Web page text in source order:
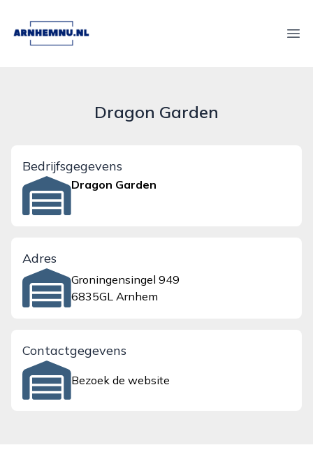
arnhemnu.nl
Dragon Garden
Bedrijfsgegevens
Dragon Garden
Adres
Groningensingel 949
6835GL Arnhem
Contactgegevens
Bezoek de website